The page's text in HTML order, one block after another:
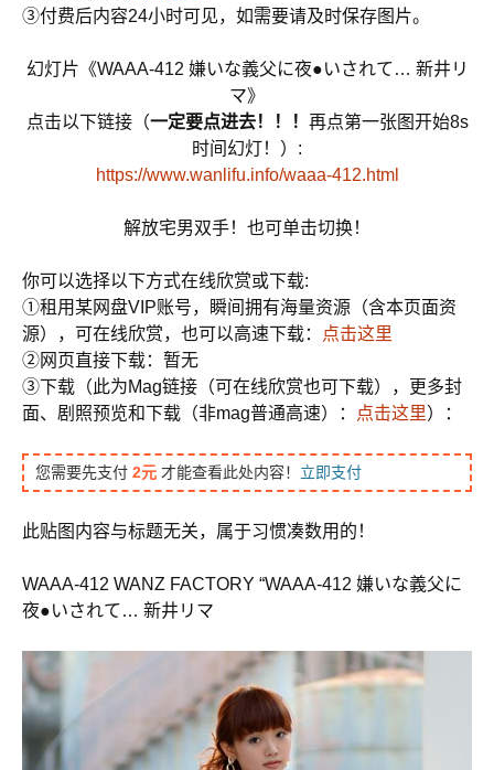
③付费后内容24小时可见，如需要请及时保存图片。
幻灯片《WAAA-412 嫌いな義父に夜●いされて… 新井リ
マ》
点击以下链接（一定要点进去！！！ 再点第一张图开始8s
时间幻灯！）:
https://www.wanlifu.info/waaa-412.html
解放宅男双手！也可单击切换！
你可以选择以下方式在线欣赏或下载:
①租用某网盘VIP账号，瞬间拥有海量资源（含本页面资
源），可在线欣赏，也可以高速下载：
点击这里
②网页直接下载：暂无
③下载（此为Mag链接（可在线欣赏也可下载），更多封
面、剧照预览和下载（非mag普通高速）：
点击这里）：
您需要先支付 2元 才能查看此处内容！ 立即支付
此贴图内容与标题无关，属于习惯凑数用的！
WAAA-412 WANZ FACTORY “WAAA-412 嫌いな義父に
夜●いされて… 新井リマ